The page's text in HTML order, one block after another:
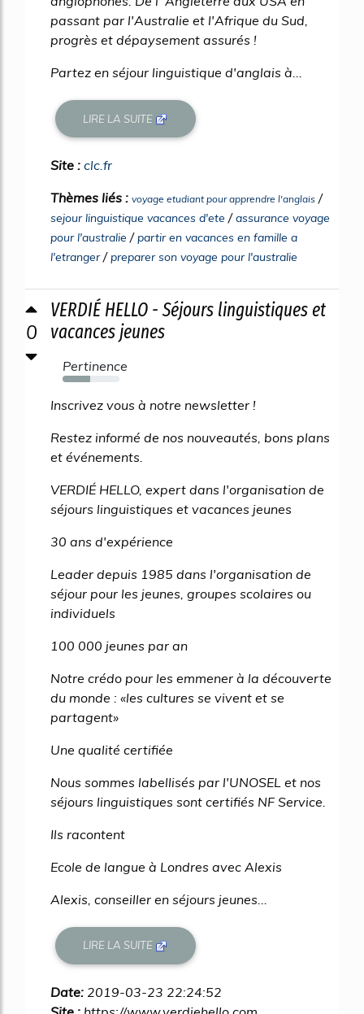
passant par l'Australie et l'Afrique du Sud,
progrès et dépaysement assurés !
Partez en séjour linguistique d'anglais à...
LIRE LA SUITE
Site : clc.fr
Thèmes liés : voyage etudiant pour apprendre l'anglais /
sejour linguistique vacances d'ete /assurance voyage
pour l'australie /partir en vacances en famille a
l'etranger/preparer son voyage pour l'australie
0
VERDIÉ HELLO - Séjours linguistiques et
vacances jeunes
Pertinence
48%
Inscrivez vous à notre newsletter !
Restez informé de nos nouveautés, bons plans
et événements.
VERDIÉ HELLO, expert dans l'organisation de
séjours linguistiques et vacances jeunes
30 ans d'expérience
Leader depuis 1985 dans l'organisation de
séjour pour les jeunes, groupes scolaires ou
individuels
100 000 jeunes par an
Notre crédo pour les emmener à la découverte
du monde : «les cultures se vivent et se
partagent»
Une qualité certifiée
Nous sommes labellisés par l'UNOSEL et nos
séjours linguistiques sont certifiés NF Service.
Ils racontent
Ecole de langue à Londres avec Alexis
Alexis, conseiller en séjours jeunes...
LIRE LA SUITE
Date: 2019-03-23 22:24:52